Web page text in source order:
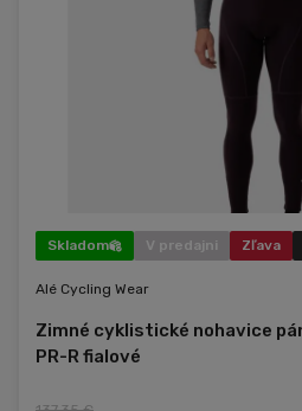
Skladom V predajni Zľava
Alé Cycling Wear
Zimné cyklistické nohavice
PR-R fialové